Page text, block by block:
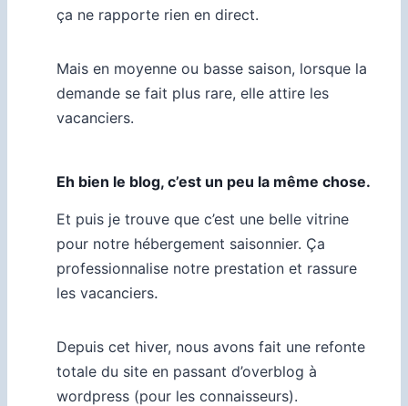
ça ne rapporte rien en direct.
Mais en moyenne ou basse saison, lorsque la
demande se fait plus rare, elle attire les
vacanciers.
Eh bien le blog, c’est un peu la même chose.
Et puis je trouve que c’est une belle vitrine
pour notre hébergement saisonnier. Ça
professionnalise notre prestation et rassure
les vacanciers.
Depuis cet hiver, nous avons fait une refonte
totale du site en passant d’overblog à
wordpress (pour les connaisseurs).